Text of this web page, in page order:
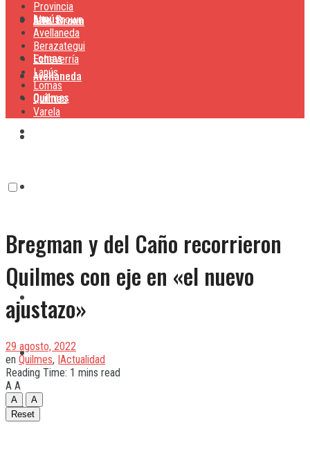
Lanús
Lomas
Quilmes
Alte. Brown
Avellaneda
Lanús
Quilmes
Varela
Provincia
Alte. Brown
Avellaneda
Berazategui
Echeverría
Lanús
Lomas
Quilmes
Varela
Bregman y del Caño recorrieron
Quilmes con eje en «el nuevo
ajustazo»
29 agosto, 2022
en Quilmes, |Actualidad
Reading Time: 1 mins read
A A
A
A
Reset